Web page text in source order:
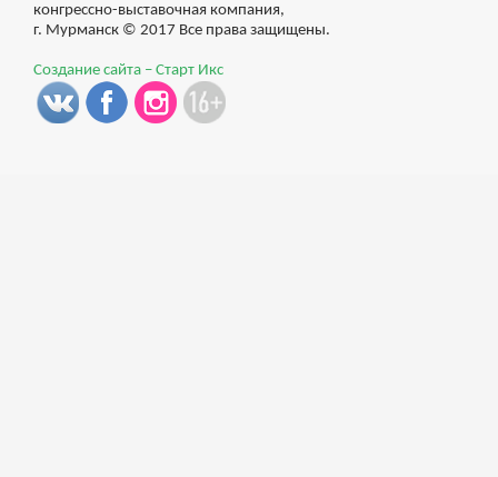
конгрессно-выставочная компания,
г. Мурманск © 2017 Все права защищены.
Создание сайта – Старт Икс